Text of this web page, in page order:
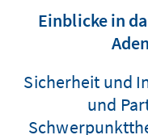
Einblicke in
Sicherheit und
und